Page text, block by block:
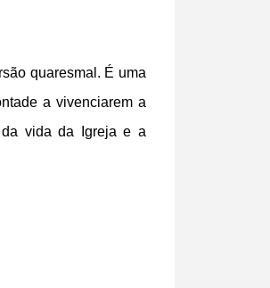
quaresmal. É uma
a vivenciarem a
da vida da Igreja e a